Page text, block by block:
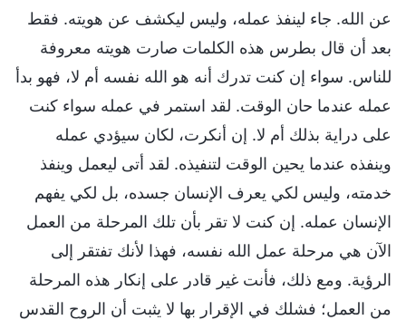
عن الله. جاء لينفذ عمله، وليس ليكشف عن هويته. فقط
بعد أن قال بطرس هذه الكلمات صارت هويته معروفة
للناس. سواء إن كنت تدرك أنه هو الله نفسه أم لا، فهو بدأ
عمله عندما حان الوقت. لقد استمر في عمله سواء كنت
على دراية بذلك أم لا. إن أنكرت، لكان سيؤدي عمله
وينفذه عندما يحين الوقت لتنفيذه. لقد أتى ليعمل وينفذ
خدمته، وليس لكي يعرف الإنسان جسده، بل لكي يفهم
الإنسان عمله. إن كنت لا تقر بأن تلك المرحلة من العمل
الآن هي مرحلة عمل الله نفسه، فهذا لأنك تفتقر إلى
الرؤية. ومع ذلك، فأنت غير قادر على إنكار هذه المرحلة
من العمل؛ فشلك في الإقرار بها لا يثبت أن الروح القدس